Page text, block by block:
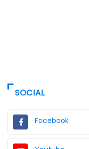
SOCIAL
Facebook